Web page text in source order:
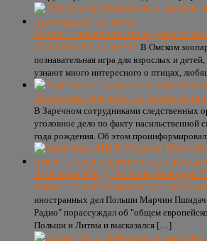
Лапки с перепонками и умение
приглашают на квест В Омском
познавательная игра для взрослых и
узнают много интересного о птицах,
Зареченец задержан за
В Заречном сотрудниками следственных
уголовное дело по факту
года рождения. Об этом
Замглавы МИД Польши Пшидач:
имеют общее европейское
иностранных дел Польши Марчин Пшидач
Радио" порассуждал об "общем
Польши и Литвы и высказался […]